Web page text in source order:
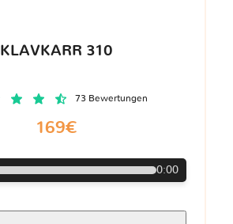
KLAVKARR 310
73 Bewertungen
169€
0:00